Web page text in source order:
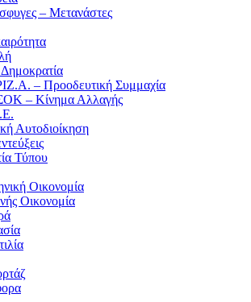
– Μετανάστες
– Προοδευτική Συμμαχία
– Κίνημα Αλλαγής
Αυτοδιοίκηση
Τύπου
Οικονομία
Οικονομία